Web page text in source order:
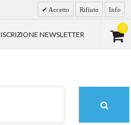
Accetto Rifiuto Info
0
ISCRIZIONE NEWSLETTER